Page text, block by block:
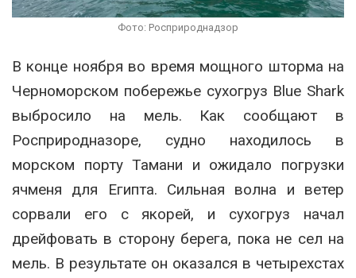
Фото: Росприроднадзор
В конце ноября во время мощного шторма на
Черноморском побережье сухогруз Blue Shark
выбросило на мель. Как сообщают в
Росприродназоре, судно находилось в
морском порту Тамани и ожидало погрузки
ячменя для Египта. Сильная волна и ветер
сорвали его с якорей, и сухогруз начал
дрейфовать в сторону берега, пока не сел на
мель. В результате он оказался в четырехстах